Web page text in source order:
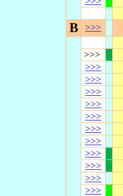
B >>>
>>>
>>>
>>>
>>>
>>>
>>>
>>>
>>>
>>>
>>>
>>>
>>>